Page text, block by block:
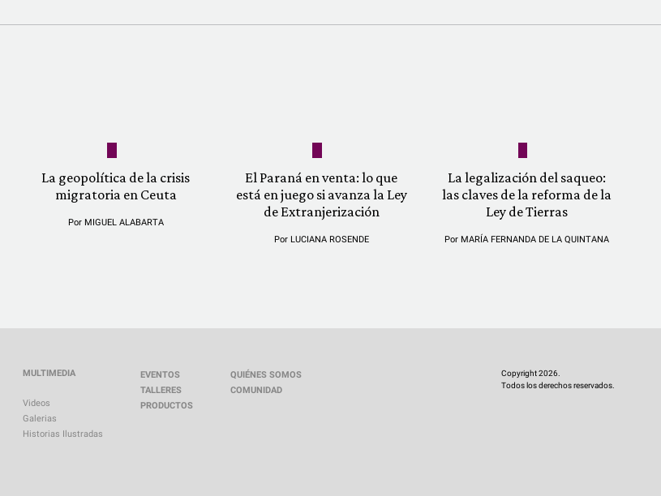
La geopolítica de la crisis
migratoria en Ceuta
Por MIGUEL ALABARTA
El Paraná en venta: lo que
está en juego si avanza la Ley
de Extranjerización
Por LUCIANA ROSENDE
La legalización del saqueo:
las claves de la reforma de la
Ley de Tierras
Por MARÍA FERNANDA DE LA QUINTANA
MULTIMEDIA
Videos
Galerias
Historias Ilustradas
EVENTOS
TALLERES
PRODUCTOS
QUIÉNES SOMOS
COMUNIDAD
Copyright 2026.
Todos los derechos reservados.